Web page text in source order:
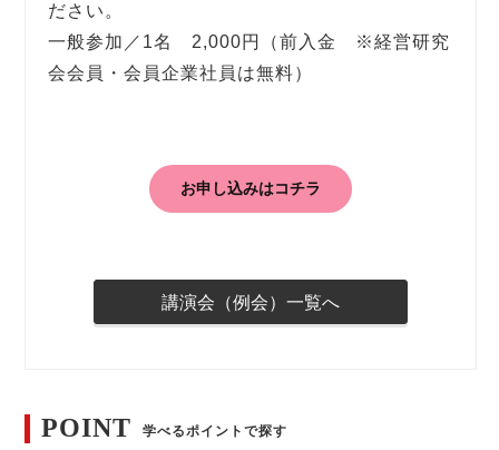
ださい。
一般参加／1名 2,000円（前入金 ※経営研究
会会員・会員企業社員は無料）
お申し込みはコチラ
講演会（例会）一覧へ
POINT 学べるポイントで探す